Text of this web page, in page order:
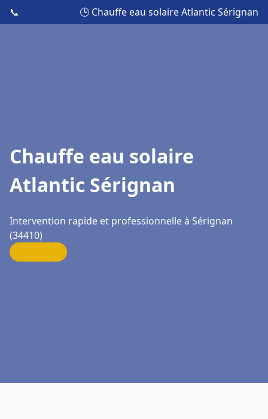
📞 🕒 Chauffe eau solaire Atlantic Sérignan
Chauffe eau solaire
Atlantic Sérignan
Intervention rapide et professionnelle à Sérignan
(34410)